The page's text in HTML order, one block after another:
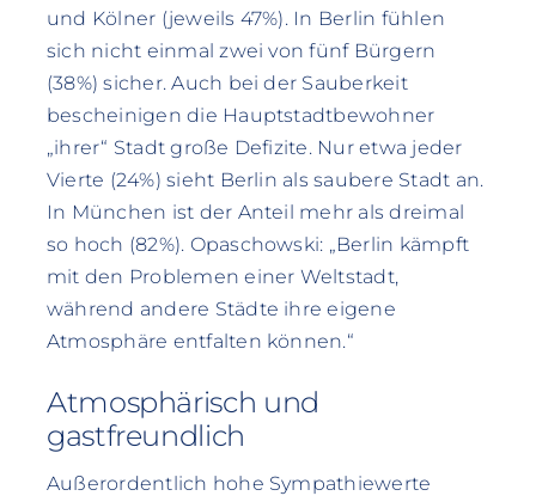
und Kölner (jeweils 47%). In Berlin fühlen
sich nicht einmal zwei von fünf Bürgern
(38%) sicher. Auch bei der Sauberkeit
bescheinigen die Hauptstadtbewohner
„ihrer“ Stadt große Defizite. Nur etwa jeder
Vierte (24%) sieht Berlin als saubere Stadt an.
In München ist der Anteil mehr als dreimal
so hoch (82%). Opaschowski: „Berlin kämpft
mit den Problemen einer Weltstadt,
während andere Städte ihre eigene
Atmosphäre entfalten können.“
Atmosphärisch und
gastfreundlich
Außerordentlich hohe Sympathiewerte